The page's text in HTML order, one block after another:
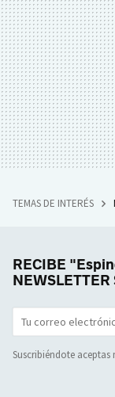
TEMAS DE INTERÉS
RECIBE
Suscribiéndote aceptas